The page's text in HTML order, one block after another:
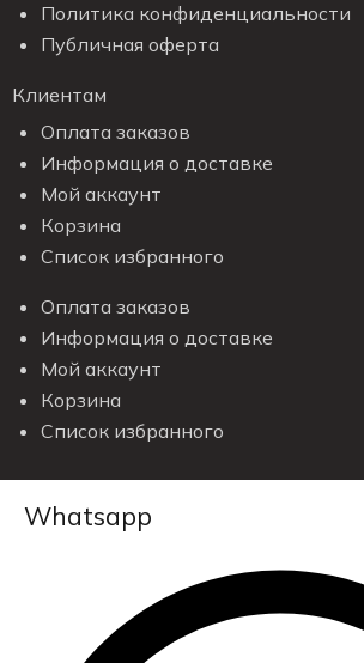
Политика конфиденциальности
Публичная оферта
Клиентам
Оплата заказов
Информация о доставке
Мой аккаунт
Корзина
Список избранного
Оплата заказов
Информация о доставке
Мой аккаунт
Корзина
Список избранного
Whatsapp